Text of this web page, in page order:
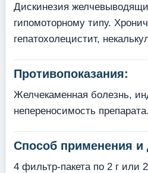
Дискинезия
гипомоторному типу.
гепатохолецистит,
Противопоказания:
Желчекаменная болезнь,
непереносимость препарата.
Способ применения и
4 фильтр-пакета по 2 г или